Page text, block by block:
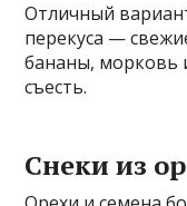
Отличный
перекуса —
бананы, морковь
съесть.
Снеки из